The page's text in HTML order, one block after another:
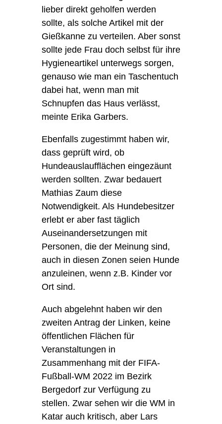
lieber direkt geholfen werden
sollte, als solche Artikel mit der
Gießkanne zu verteilen. Aber sonst
sollte jede Frau doch selbst für ihre
Hygieneartikel unterwegs sorgen,
genauso wie man ein Taschentuch
dabei hat, wenn man mit
Schnupfen das Haus verlässt,
meinte Erika Garbers.
Ebenfalls zugestimmt haben wir,
dass geprüft wird, ob
Hundeauslaufflächen eingezäunt
werden sollten. Zwar bedauert
Mathias Zaum diese
Notwendigkeit. Als Hundebesitzer
erlebt er aber fast täglich
Auseinandersetzungen mit
Personen, die der Meinung sind,
auch in diesen Zonen seien Hunde
anzuleinen, wenn z.B. Kinder vor
Ort sind.
Auch abgelehnt haben wir den
zweiten Antrag der Linken, keine
öffentlichen Flächen für
Veranstaltungen in
Zusammenhang mit der FIFA-
Fußball-WM 2022 im Bezirk
Bergedorf zur Verfügung zu
stellen. Zwar sehen wir die WM in
Katar auch kritisch, aber Lars